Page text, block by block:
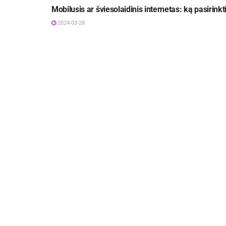
Mobilusis ar šviesolaidinis internetas: ką
2024-03-28